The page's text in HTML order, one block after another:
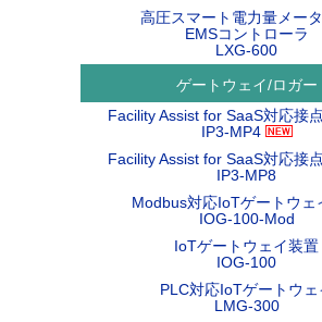
高圧スマート電力量メー
EMSコントローラ
LXG-600
ゲートウェイ/ロガー
Facility Assist for SaaS対応接
IP3-MP4
Facility Assist for SaaS対応接
IP3-MP8
Modbus対応IoTゲートウェ
IOG-100-Mod
IoTゲートウェイ装置
IOG-100
PLC対応IoTゲートウェ
LMG-300